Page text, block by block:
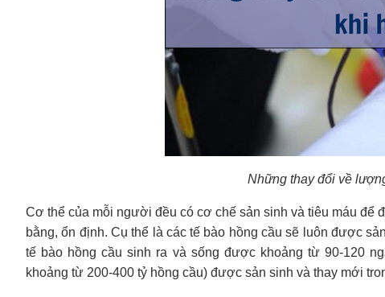
Những thay đổi về
Cơ thể của mỗi người đều có cơ chế sản sinh và tiêu máu để
bằng, ổn định. Cụ thể là các tế bào hồng cầu sẽ luôn được
tế bào hồng cầu sinh ra và sống được khoảng từ 90-120
khoảng từ 200-400 tỷ hồng cầu) được sản sinh và thay mới